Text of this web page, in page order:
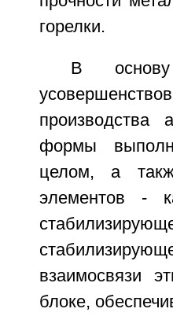
горелки.
В основу
производства
формы
целом, а
элементов -
взаимосвязи
блоке,